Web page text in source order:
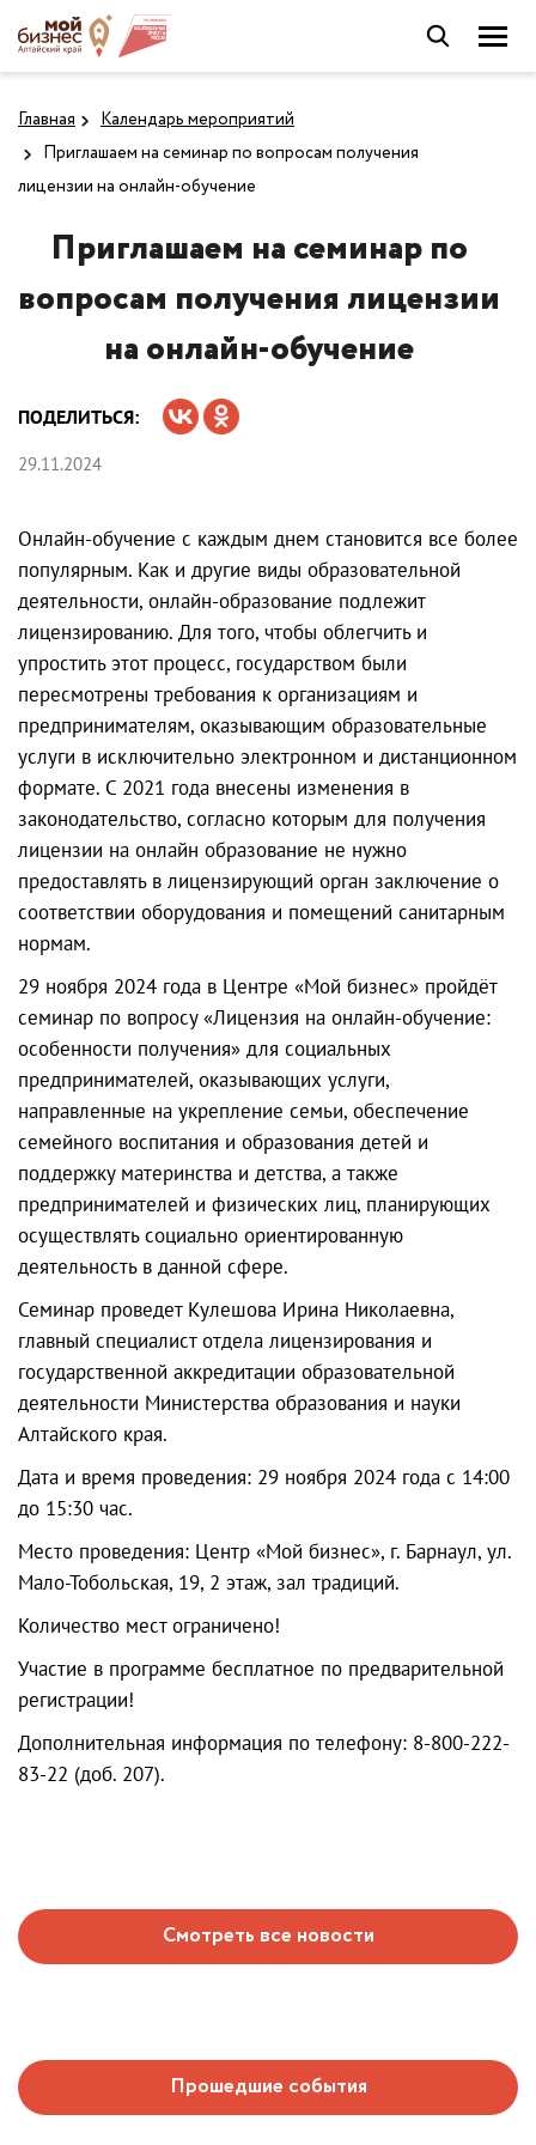
Главная
Календарь мероприятий
Приглашаем на семинар по вопросам получения
лицензии на онлайн-обучение
Приглашаем на семинар по
вопросам получения лицензии
на онлайн-обучение
ПОДЕЛИТЬСЯ:
29.11.2024
Онлайн-обучение с каждым днем становится все более
популярным. Как и другие виды образовательной
деятельности, онлайн-образование подлежит
лицензированию. Для того, чтобы облегчить и
упростить этот процесс, государством были
пересмотрены требования к организациям и
предпринимателям, оказывающим образовательные
услуги в исключительно электронном и дистанционном
формате. С 2021 года внесены изменения в
законодательство, согласно которым для получения
лицензии на онлайн образование не нужно
предоставлять в лицензирующий орган заключение о
соответствии оборудования и помещений санитарным
нормам.
29 ноября 2024 года в Центре «Мой бизнес» пройдёт
семинар по вопросу «Лицензия на онлайн-обучение:
особенности получения» для социальных
предпринимателей, оказывающих услуги,
направленные на укрепление семьи, обеспечение
семейного воспитания и образования детей и
поддержку материнства и детства, а также
предпринимателей и физических лиц, планирующих
осуществлять социально ориентированную
деятельность в данной сфере.
Семинар проведет Кулешова Ирина Николаевна,
главный специалист отдела лицензирования и
государственной аккредитации образовательной
деятельности Министерства образования и науки
Алтайского края.
Дата и время проведения: 29 ноября 2024 года с 14:00
до 15:30 час.
Место проведения: Центр «Мой бизнес», г. Барнаул, ул.
Мало-Тобольская, 19, 2 этаж, зал традиций.
Количество мест ограничено!
Участие в программе бесплатное по предварительной
регистрации!
Дополнительная информация по телефону: 8-800-222-
83-22 (доб. 207).
Смотреть все новости
Прошедшие события